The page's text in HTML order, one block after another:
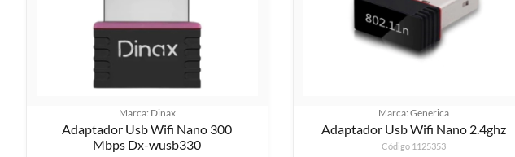
Marca: Generica
Adaptador Usb Wifi Nano 2.4ghz
Código 1125353
Marca: Seisa
Switch 4 Puertos 100mbps Jk-
d2313